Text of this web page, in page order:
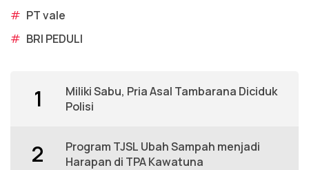
# PT vale
# BRI PEDULI
1
Miliki Sabu, Pria Asal Tambarana Diciduk
Polisi
2
Program TJSL Ubah Sampah menjadi
Harapan di TPA Kawatuna